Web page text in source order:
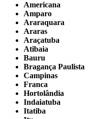
Americana
Amparo
Araraquara
Araras
Araçatuba
Atibaia
Bauru
Bragança Paulista
Campinas
Franca
Hortolândia
Indaiatuba
Itatiba